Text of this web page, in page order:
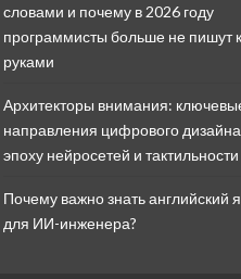
словами и почему в 2026 году
программисты больше не пишут
руками
Архитекторы внимания:
направления цифрового
эпоху нейросетей и тактильности
Почему важно знать английский
для ИИ-инженера?